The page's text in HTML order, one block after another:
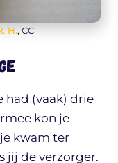
H., CC
had (vaak) drie
kon je
kwam ter
jij de verzorger.